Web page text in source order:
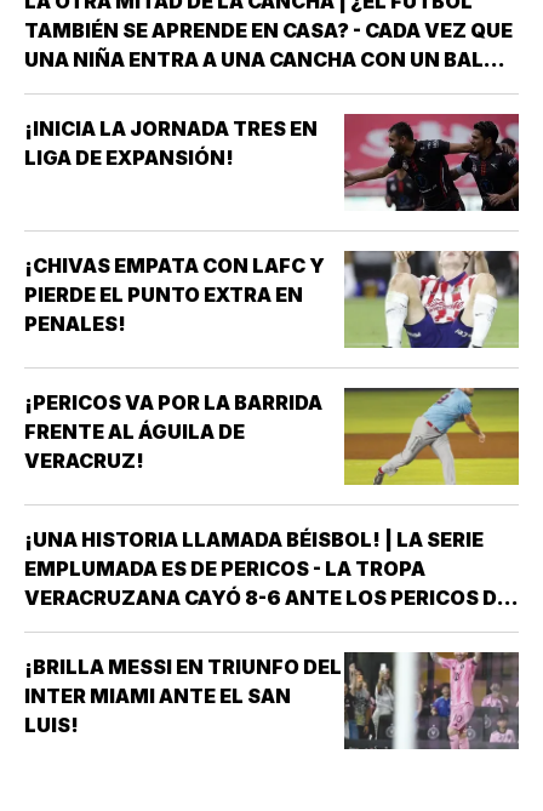
TAMBIÉN SE APRENDE EN CASA? - CADA VEZ QUE
UNA NIÑA ENTRA A UNA CANCHA CON UN BALÓN
BAJO EL BRAZO, NO LLEGA SOLA *DETRÁS DE
ELLA SIEMPRE HAY ALGUIEN QUE LA LLEVÓ AL
ENTRENAMIENTO, QUE HIZO EL ESFUERZO…
¡INICIA LA JORNADA TRES EN
LIGA DE EXPANSIÓN!
¡CHIVAS EMPATA CON LAFC Y
PIERDE EL PUNTO EXTRA EN
PENALES!
¡PERICOS VA POR LA BARRIDA
FRENTE AL ÁGUILA DE
VERACRUZ!
¡UNA HISTORIA LLAMADA BÉISBOL! | LA SERIE
EMPLUMADA ES DE PERICOS - LA TROPA
VERACRUZANA CAYÓ 8-6 ANTE LOS PERICOS DE
PUEBLA EN EL SEGUNDO JUEGO DE LA ÚLTIMA
SERIE DE LA TEMPORADA REGULAR EN EL
ESTADIO HERMANOS SERDÁN, CON LO QUE LOS
POBLANOS…
¡BRILLA MESSI EN TRIUNFO DEL
INTER MIAMI ANTE EL SAN
LUIS!